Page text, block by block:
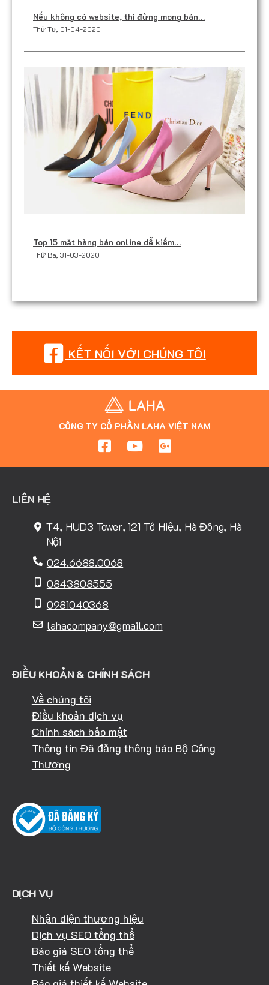
Nếu không có website, thì đừng mong bán…
Thứ Tư, 01-04-2020
Top 15 mặt hàng bán online dễ kiếm…
Thứ Ba, 31-03-2020
KẾT NỐI VỚI CHÚNG TÔI
CÔNG TY CỔ PHẦN LAHA VIỆT NAM
LIÊN HỆ
T4, HUD3 Tower, 121 Tô Hiệu, Hà Đông, Hà
Nội
024.6688.0068
0843808555
0981040368
lahacompany@gmail.com
ĐIỀU KHOẢN & CHÍNH SÁCH
Về chúng tôi
Điều khoản dịch vụ
Chính sách bảo mật
Thông tin Đã đăng thông báo Bộ Công
Thương
DỊCH VỤ
Nhận diện thương hiệu
Dịch vụ SEO tổng thể
Báo giá SEO tổng thể
Thiết kế Website